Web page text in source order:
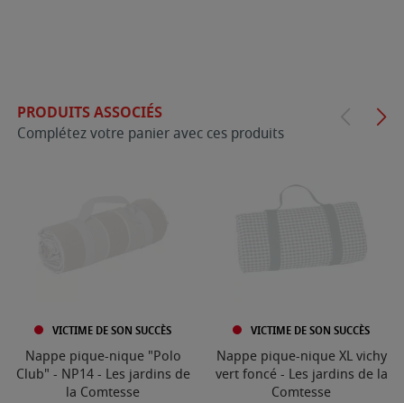
PRODUITS ASSOCIÉS
Complétez votre panier avec ces produits
VICTIME DE SON SUCCÈS
Nappe pique-nique "Polo
Club" - NP14 - Les jardins de
la Comtesse
VICTIME DE SON SUCCÈS
Nappe pique-nique XL vichy
vert foncé - Les jardins de la
Comtesse